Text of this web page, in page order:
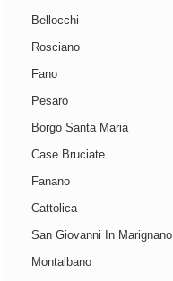
Bellocchi
Rosciano
Fano
Pesaro
Borgo Santa Maria
Case Bruciate
Fanano
Cattolica
San Giovanni In Marignano
Montalbano